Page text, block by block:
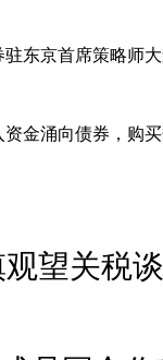
东京首席策略师
金涌向债券，购
望关税